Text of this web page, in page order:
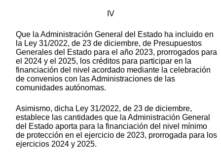
IV
Que la Administración General del Estado ha incluido en
la Ley 31/2022, de 23 de diciembre, de Presupuestos
Generales del Estado para el año 2023, prorrogados para
el 2024 y el 2025, los créditos para participar en la
financiación del nivel acordado mediante la celebración
de convenios con las Administraciones de las
comunidades autónomas.
Asimismo, dicha Ley 31/2022, de 23 de diciembre,
establece las cantidades que la Administración General
del Estado aporta para la financiación del nivel mínimo
de protección en el ejercicio de 2023, prorrogada para los
ejercicios 2024 y 2025.